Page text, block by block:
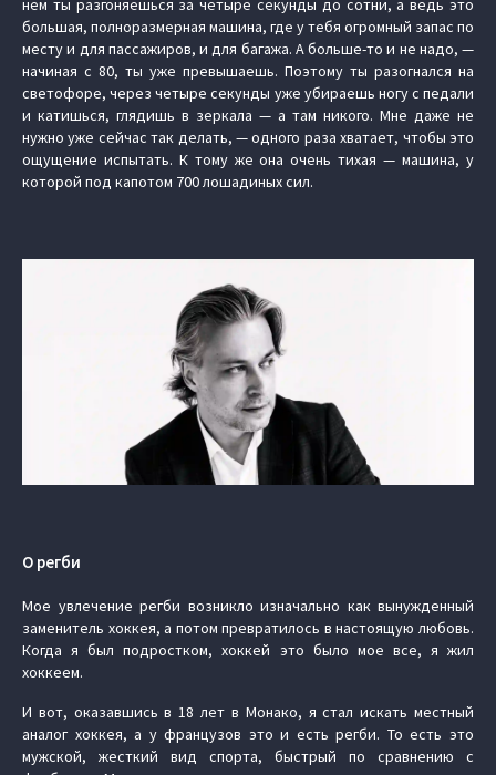
нем ты разгоняешься за четыре секунды до сотни, а ведь это
большая, полноразмерная машина, где у тебя огромный запас по
месту и для пассажиров, и для багажа. А больше-то и не надо, —
начиная с 80, ты уже превышаешь. Поэтому ты разогнался на
светофоре, через четыре секунды уже убираешь ногу с педали
и катишься, глядишь в зеркала — а там никого. Мне даже не
нужно уже сейчас так делать, — одного раза хватает, чтобы это
ощущение испытать. К тому же она очень тихая — машина, у
которой под капотом 700 лошадиных сил.
О регби
Мое увлечение регби возникло изначально как вынужденный
заменитель хоккея, а потом превратилось в настоящую любовь.
Когда я был подростком, хоккей это было мое все, я жил
хоккеем.
И вот, оказавшись в 18 лет в Монако, я стал искать местный
аналог хоккея, а у французов это и есть регби. То есть это
мужской, жесткий вид спорта, быстрый по сравнению с